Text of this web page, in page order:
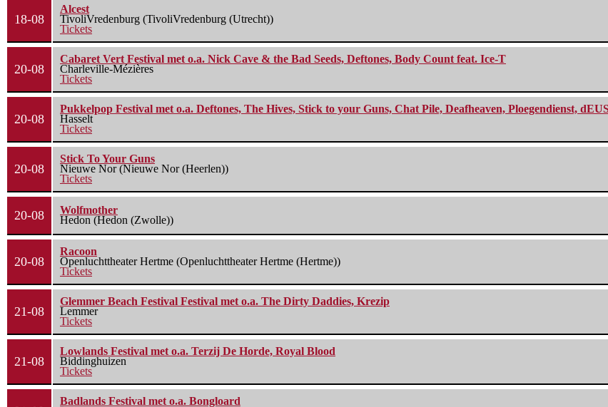
18-08
Alcest
TivoliVredenburg (TivoliVredenburg (Utrecht))
Tickets
20-08
Cabaret Vert Festival met o.a. Nick Cave & the Bad Seeds, Deftones, Body Count feat. Ice-T
Charleville-Mézières
Tickets
20-08
Pukkelpop Festival met o.a. Deftones, The Hives, Stick to your Guns, Chat Pile, Deafheaven, Ploegendienst,
Hasselt
Tickets
20-08
Stick To Your Guns
Nieuwe Nor (Nieuwe Nor (Heerlen))
Tickets
20-08
Wolfmother
Hedon (Hedon (Zwolle))
20-08
Racoon
Openluchttheater Hertme (Openluchttheater Hertme (Hertme))
Tickets
21-08
Glemmer Beach Festival Festival met o.a. The Dirty Daddies, Krezip
Lemmer
Tickets
21-08
Lowlands Festival met o.a. Terzij De Horde, Royal Blood
Biddinghuizen
Tickets
Badlands Festival met o.a. Bongloard